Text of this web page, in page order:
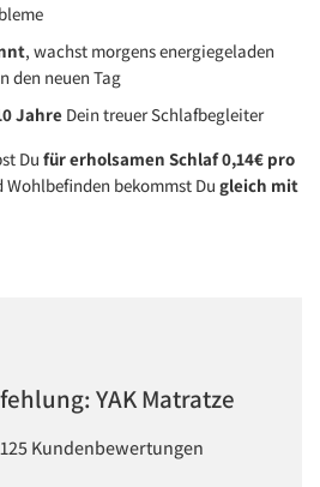
, wachst morgens energiegeladen
den neuen Tag
Jahre Dein treuer Schlafbegleiter
Du für erholsamen Schlaf 0,14€ pro
Wohlbefinden bekommst Du gleich mit
YAK Matratze
125 Kundenbewertungen